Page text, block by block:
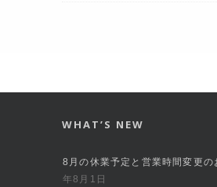
WHAT’S NEW
8月の休業予定と営業時間変更の
年8月1日